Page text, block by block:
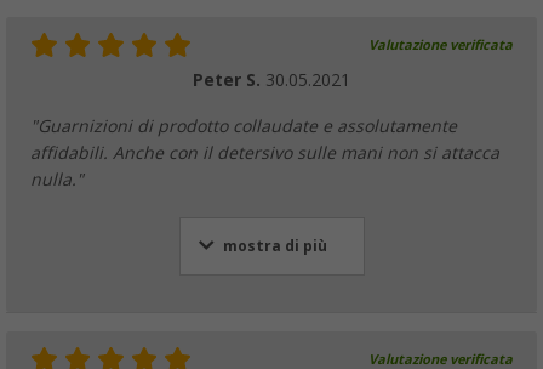
Valutazione verificata
Peter S. 30.05.2021
"Guarnizioni di prodotto collaudate e assolutamente
affidabili. Anche con il detersivo sulle mani non si attacca
nulla."
mostra di più
Valutazione verificata